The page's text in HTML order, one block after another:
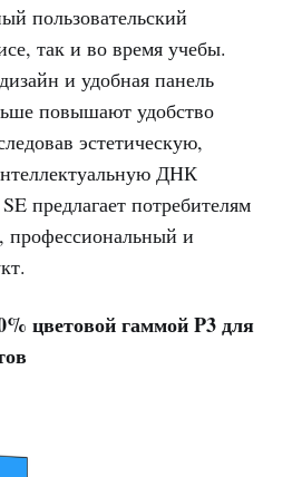
пользовательский
так и во время учебы.
и удобная панель
повышают удобство
эстетическую,
ДНК
предлагает потребителям
профессиональный и
цветовой гаммой P3 для